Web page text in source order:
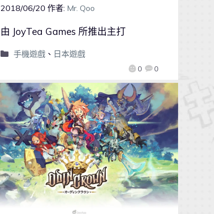
2018/06/20 作者: Mr. Qoo
0 0
由 JoyTea Games 所推出主打
手機遊戲、 日本遊戲